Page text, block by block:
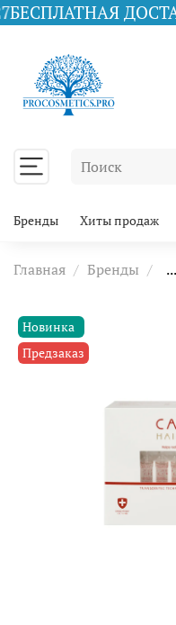
ДОСТАВКА ПО
Бренды Хиты продаж
Главная Бренды ...
Новинка
Предзаказ